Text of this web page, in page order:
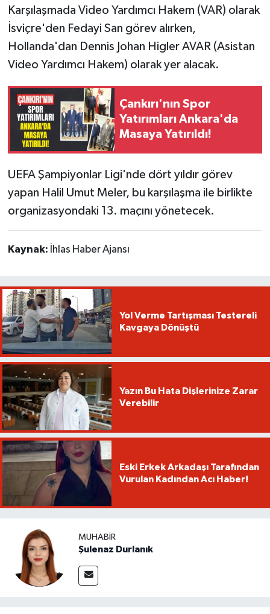
Karşılaşmada Video Yardımcı Hakem (VAR) olarak
İsviçre'den Fedayi San görev alırken,
Hollanda'dan Dennis Johan Higler AVAR (Asistan
Video Yardımcı Hakem) olarak yer alacak.
Çankırı'nın Spor
Yatırımları Ankara'da
Masaya Yatırıldı!
UEFA Şampiyonlar Ligi'nde dört yıldır görev
yapan Halil Umut Meler, bu karşılaşma ile birlikte
organizasyondaki 13. maçını yönetecek.
Kaynak: İhlas Haber Ajansı
Yol Verme Tartışması Testereli
Kavgaya Dönüştü
Yazın Bu Hata Dişlerinize Zarar
Verebilir
Eski Erkek Arkadaşı Tarafından
Vurulan Kadından Acı Haber!
MUHABIR
Şulenaz Durlanık